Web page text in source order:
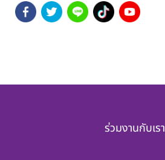
ร่วมงานกับเรา